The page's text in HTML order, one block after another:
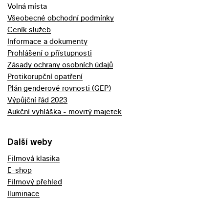
Volná místa
Všeobecné obchodní podmínky
Ceník služeb
Informace a dokumenty
Prohlášení o přístupnosti
Zásady ochrany osobních údajů
Protikorupční opatření
Plán genderové rovnosti (GEP)
Výpůjční řád 2023
Aukční vyhláška - movitý majetek
Další weby
Filmová klasika
E-shop
Filmový přehled
Iluminace